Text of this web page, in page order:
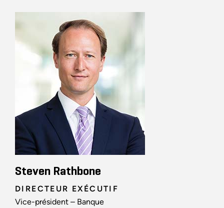
Steven Rathbone
DIRECTEUR EXÉCUTIF
Vice-président – Banque